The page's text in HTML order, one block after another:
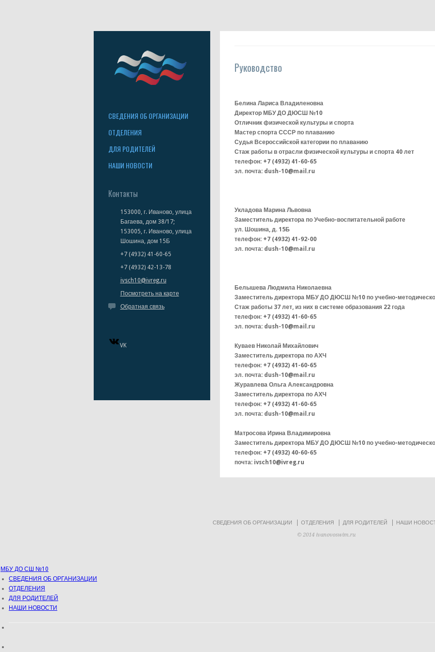
Руководство
Белина Лариса Владиленовна
Директор МБУ ДО ДЮСШ №10
Отличник физической культуры и спорта
Мастер спорта СССР по плаванию
Судья Всероссийской категории по плаванию
Стаж работы в отрасли физической культуры и спорта 40 лет
телефон: +7 (4932) 41-60-65
эл. почта: dush-10@mail.ru
Укладова Марина Львовна
Заместитель директора по Учебно-воспитательной работе
ул. Шошина, д. 15Б
телефон: +7 (4932) 41-92-00
эл. почта: dush-10@mail.ru
Белышева Людмила Николаевна
Заместитель директора МБУ ДО ДЮСШ №10 по учебно-
Стаж работы 37 лет, из них в системе образования 22 года
телефон: +7 (4932) 41-60-65
эл. почта: dush-10@mail.ru
Куваев Николай Михайлович
Заместитель директора по АХЧ
телефон: +7 (4932) 41-60-65
эл. почта: dush-10@mail.ru
Журавлева Ольга Александровна
Заместитель директора по АХЧ
телефон: +7 (4932) 41-60-65
эл. почта: dush-10@mail.ru
Матросова Ирина
Заместитель директора МБУ ДО ДЮСШ №10 по учебно-
телефон: +7 (4932)
почта: ivsch10@ivreg.ru
СВЕДЕНИЯ ОБ ОРГАНИЗАЦИИ
ОТДЕЛЕНИЯ
ДЛЯ РОДИТЕЛЕЙ
НАШИ НОВОСТИ
Контакты
153000, г. Иваново, улица
Багаева, дом 38/17;
153005, г. Иваново, улица
Шошина, дом 15Б
+7 (4932) 41-60-65
+7 (4932) 42-13-78
ivsch10@ivreg.ru
Посмотреть на карте
Обратная связь
VK
СВЕДЕНИЯ ОБ ОРГАНИЗАЦИИ ОТДЕЛЕНИЯ ДЛЯ РОДИТЕЛЕЙ
НАШИ
© 2014 ivanovoswim.ru
МБУ ДО СШ №10
СВЕДЕНИЯ ОБ ОРГАНИЗАЦИИ
ОТДЕЛЕНИЯ
ДЛЯ РОДИТЕЛЕЙ
НАШИ НОВОСТИ